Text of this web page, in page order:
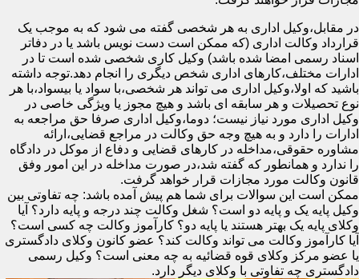
در مقابل،وکیل اداری به هر شخصی گفته می شود که به موجب یک
قرارداد وکالت اداری (که ممکن است دست نویس باشد یا در دفاتر
اسناد رسمی امضا شده باشد) وکیل کاری شخصی شده است تا در
ادارات مختلف،کارهای اداری شخص دیگری را انجام دهد.توجه داشته
باشید که اولا،وکیل اداری می تواند هر شخصی،با سواد یا بیسواد،با هر
نوع تحصیلات و هر سابقه ای باشد و هیچ مجوز یا ویژگی خاصی در
وکیل اداری مورد نیاز نیست؛ دوما،وکیل اداری صرفا حق مراجعه به
ادارات را دارد و به هیچ وجه حق وکالت در مراجع قضایی،ارائه
مشاوره حقوقی،مداخله در کارهای قضایی و دفاع از موکل در دادگاه
را ندارد و همانطور که گفته شد،در صورت مداخله در این امور وفق
قانون وکالت مورد مجازات قرار خواهد گرفت.
ممکن است این سوالات برای شما هم پیش آمده باشد: چه تفاوتی بین
وکیل پایه یک و پایه دو است؟ شغل وکالت چند درجه و پایه دارد؟ آیا
وکلای پایه یک بهتر هستند یا پایه دو؟ کارآموز وکالت چه کسی است؟
آیا کارآموز وکالت می تواند وکالت کند؟ عضو کانون وکلای دادگستری
یا عضو مرکز وکلای قوه قضائیه به چه معنی است؟ وکیل رسمی
دادگستری چه تفاوتی با وکلای دیگر دارد.